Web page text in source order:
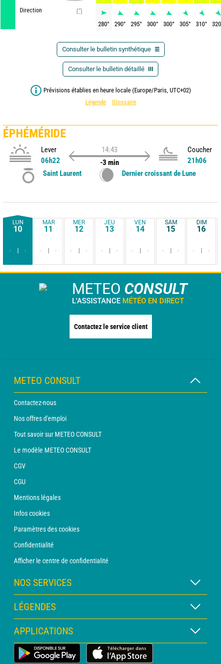
Direction
(°)
280° 290° 295° 300° 300° 305° 310° 320
Consulter le bulletin synthétique
Consulter le bulletin détaillé
Prévisions établies en heure locale (Europe/Paris, UTC+02)
Légende
Glossaire
ÉPHÉMÉRIDE
Lever
06h22
14:43
-3 min
Coucher
21h06
Saint Laurent
Dernier croissant de Lune
LUN
10
- -
MAR
11
- -
MER
12
- -
JEU
13
- -
VEN
14
- -
SAM
15
- -
DIM
16
- -
METEO CONSULT
L'ASSISTANCE MÉTÉO EN DIRECT
Contactez le service client
METEO CONSULT
Contactez-nous
Nos offres d'emploi
Tout savoir sur METEO CONSULT
Le modèle METEO CONSULT
CGV
CGU
Mentions légales
Infos cookies
Paramètres des cookies
Confidentialité
Afficher le centre de confidentialité
NOS SERVICES
Abonnement METEO Xpert
Abonnement METEO PRO
Consultation avec un prévisionniste
Bulletin PRO
LÉGENDES
Légende des cartes
Légende des pictogrammes
Glossaire
APPLICATIONS
Application Météo Terrestre